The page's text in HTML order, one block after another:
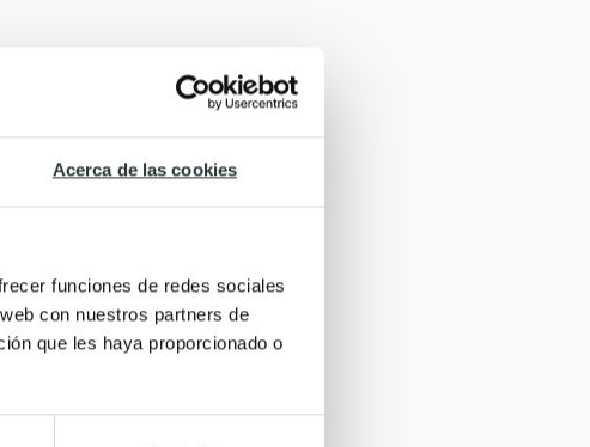
Acerca de las cookies
funciones de redes sociales
con nuestros partners de
que les haya proporcionado o